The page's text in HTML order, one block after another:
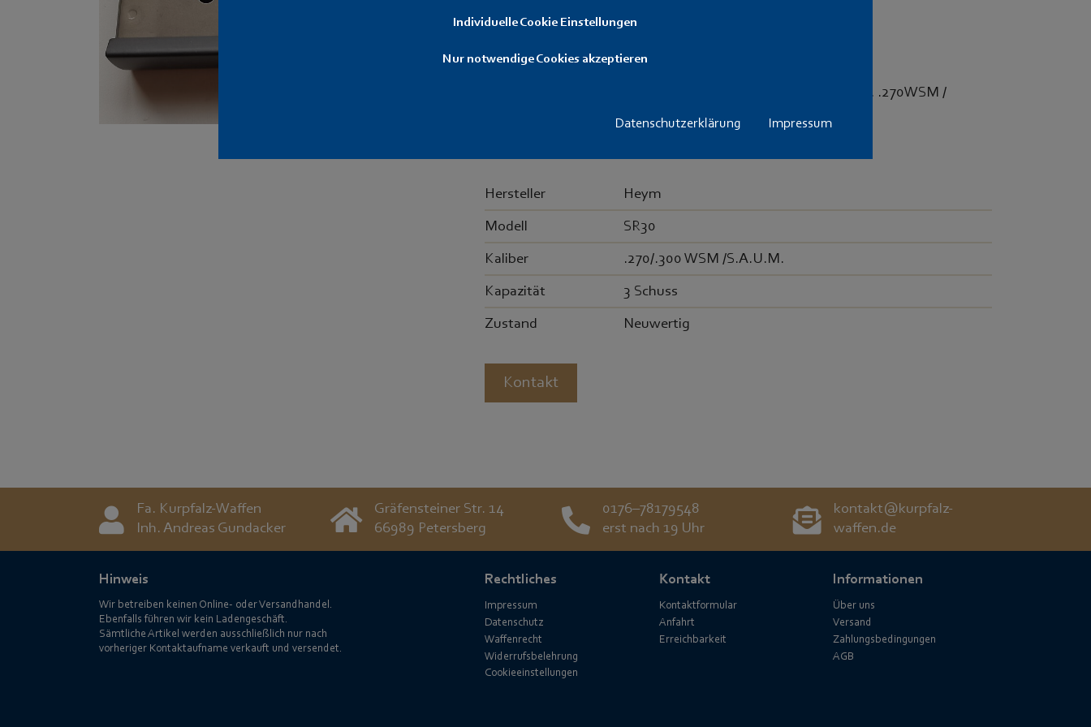
Individuelle Cookie Einstellungen
Nur notwendige Cookies akzeptieren
Datenschutzerklärung Impressum
90,- €
Artikelnummer: MAG-0046
Magazin für Heym SR30 zur Aufnahme von 3 Patronen im Kal. .270WSM /
.300WSM / .270SAUM / .300SAUM / 7mm SAUM.
Hersteller Heym
Modell SR30
Kaliber .270/.300 WSM /S.A.U.M.
Kapazität 3 Schuss
Zustand Neuwertig
Kontakt
Fa. Kurpfalz-Waffen
Inh. Andreas Gundacker
Gräfensteiner Str. 14
66989 Petersberg
0176–78179548
erst nach 19 Uhr
kontakt@kurpfalz-
waffen.de
Hinweis
Wir betreiben keinen Online- oder Versandhandel.
Ebenfalls führen wir kein Ladengeschäft.
Sämtliche Artikel werden ausschließlich nur nach
vorheriger Kontaktaufname verkauft und versendet.
Rechtliches
Impressum
Datenschutz
Waffenrecht
Widerrufsbelehrung
Kontakt
Kontaktformular
Anfahrt
Erreichbarkeit
Informationen
Über uns
Versand
Zahlungsbedingungen
AGB
Cookieeinstellungen